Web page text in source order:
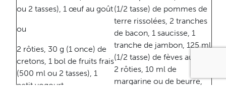
ou 2 tasses), 1 œuf au goût
ou
2 rôties, 30 g (1 once) de
cretons, 1 bol de fruits frais
(500 ml ou 2 tasses), 1
petit yogourt
(1/2 tasse) de pommes de
terre rissolées, 2 tranches
de bacon, 1 saucisse, 1
tranche de jambon, 125 ml
(1/2 tasse) de fèves au lard,
2 rôties, 10 ml de
margarine ou de beurre,